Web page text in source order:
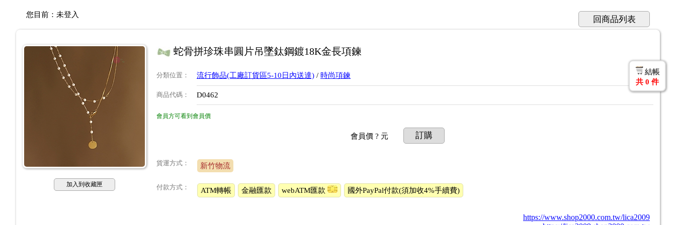
您目前： 未登入 回商品列表
加入到收藏匣
蛇骨拼珍珠串圓片吊墜鈦鋼鍍18K金長項鍊
分類位置 ： 流行飾品(工廠訂貨區5-10日內送達) / 時尚項鍊
商品代碼 ： D0462
會員方可看到會員價
會員價? 元 訂購
貨運方式： 新竹物流
付款方式： ATM轉帳 金融匯款 webATM匯款 國外PayPal付款(須加收4%手續費)
https://www.shop2000.com.tw/lica2009
結帳
共 0 件